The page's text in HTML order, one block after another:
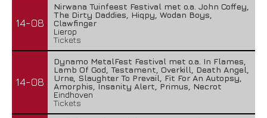
14-08
Nirwana Tuinfeest Festival met o.a. John Coffey,
The Dirty Daddies, Hiqpy, Wodan Boys,
Clawfinger
Lierop
Tickets
14-08
Dynamo MetalFest Festival met o.a. In Flames,
Lamb Of God, Testament, Overkill, Death Angel,
Urne, Slaughter To Prevail, Fit For An Autopsy,
Amorphis, Insanity Alert, Primus, Necrot
Eindhoven
Tickets